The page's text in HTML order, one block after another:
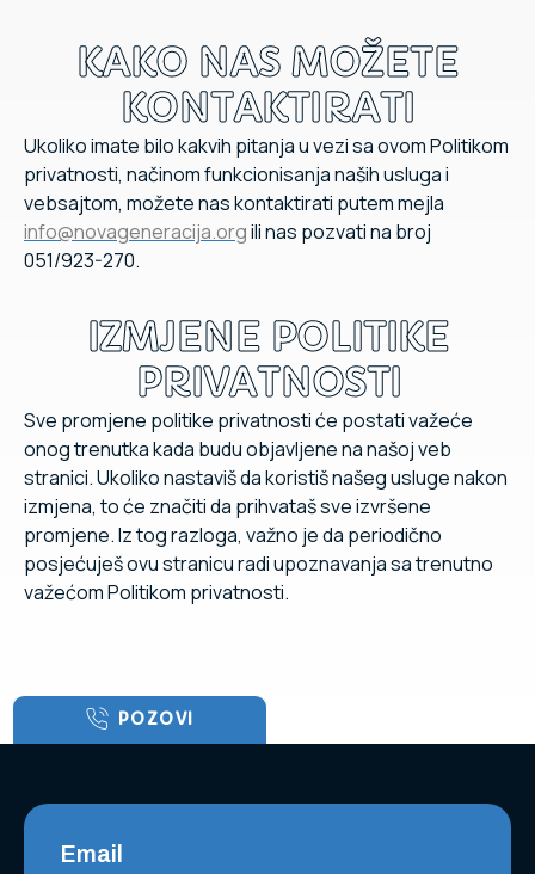
KAKO NAS MOŽETE
KONTAKTIRATI
Ukoliko imate bilo kakvih pitanja u vezi sa ovom Politikom
privatnosti, načinom funkcionisanja naših usluga i
vebsajtom, možete nas kontaktirati putem mejla
info@novageneracija.orgili nas pozvati na broj
051/923-270.
IZMJENE POLITIKE
PRIVATNOSTI
Sve promjene politike privatnosti će postati važeće
onog trenutka kada budu objavljene na našoj veb
stranici. Ukoliko nastaviš da koristiš našeg usluge nakon
izmjena, to će značiti da prihvataš sve izvršene
promjene. Iz tog razloga, važno je da periodično
posjećuješ ovu stranicu radi upoznavanja sa trenutno
važećom Politikom privatnosti.
POZOVI
Email